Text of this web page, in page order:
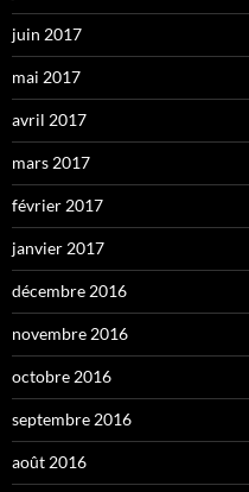
juin 2017
mai 2017
avril 2017
mars 2017
février 2017
janvier 2017
décembre 2016
novembre 2016
octobre 2016
septembre 2016
août 2016